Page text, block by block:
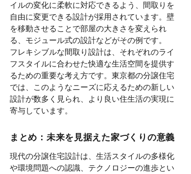
イルの変化に柔軟に対応できるよう、間取りを
自由に変更できる設計が採用されています。壁
を移動させることで部屋の大きさを変えられ
る、モジュール式の設計などがその例です。
フレキシブルな間取り設計は、それぞれのライ
フスタイルに合わせた快適な生活空間を提供す
るための重要な考え方です。東京都の分譲住宅
では、このようなニーズに応えるための新しい
設計が数多く見られ、より良い住生活の実現に
寄与しています。
まとめ：未来を見据えた家づくりの意義
現代の分譲住宅設計は、生活スタイルの多様化
や環境問題への認識、テクノロジーの進歩とい